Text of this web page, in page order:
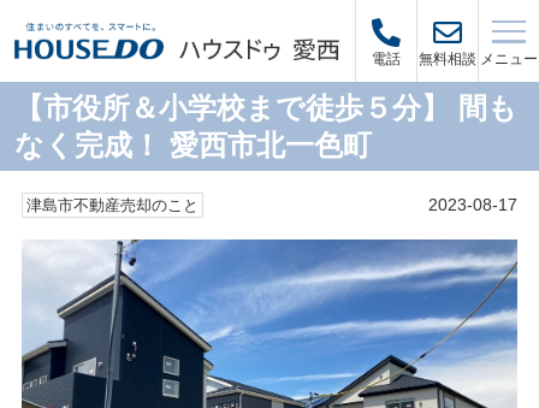
電話 無料相談 メニュー
【市役所＆小学校まで徒歩５分】 間も
なく完成！ 愛西市北一色町
津島市不動産売却のこと 2023-08-17